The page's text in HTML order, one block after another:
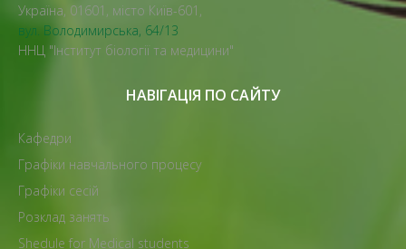
Україна, 01601, місто Київ-601,
вул. Володимирська, 64/13
ННЦ "Інститут біології та медицини"
НАВІГАЦІЯ ПО САЙТУ
Кафедри
Графіки навчального процесу
Графіки сесій
Розклад занять
Shedule for Medical students